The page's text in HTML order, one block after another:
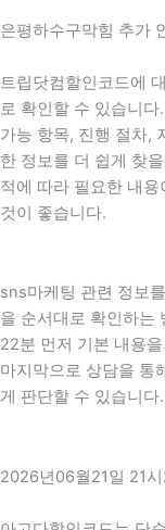
은평하수구막힘 추가
트립닷컴할인코드에
로 확인할 수 있습니
가능 항목, 진행 절차,
한 정보를 더 쉽게 찾
적에 따라 필요한 내
것이 좋습니다.
sns마케팅 관련 정보
을 순서대로 확인하는
22분 먼저 기본 내용
마지막으로 상담을 통
게 판단할 수 있습니다.
2026년06월21일 21